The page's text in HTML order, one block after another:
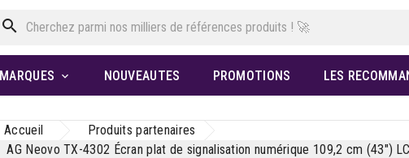
search
MARQUES  NOUVEAUTES PROMOTIONS LES
Accueil
Produits partenaires
AG Neovo TX-4302 Écran plat de signalisation numérique 109,2 cm (43")